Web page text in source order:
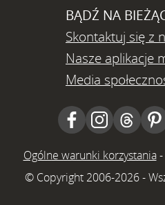
BĄDŹ NA
Skontaktuj się z
Nasze aplikacje
Media
Ogólne warunki korzystania-
© Copyright 2006-2026 -